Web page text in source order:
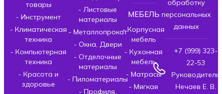
товары
- Инструмент
- Климатическая
техника
- Компьютерная
техника
- Красота и
здоровье
- Листовые
материалы
- Металлопрокат
- Окна, Двери
- Отделочные
материалы
- Пиломатериалы
- Профиля,
МЕБЕЛЬ
- Корпусная
мебель
- Кухонная
мебель
- Матрасы
- Мягкая
обработку
персональных
данных
+7 (999) 323-
22-53
Руководитель
Нечаев Е. В.